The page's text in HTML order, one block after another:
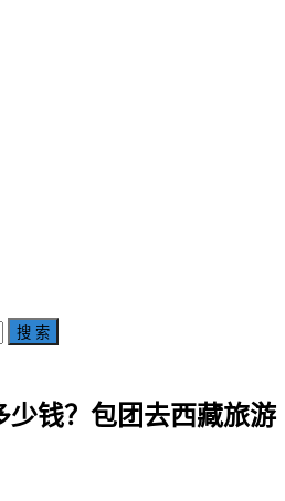
搜 索
少钱？包团去西藏旅游